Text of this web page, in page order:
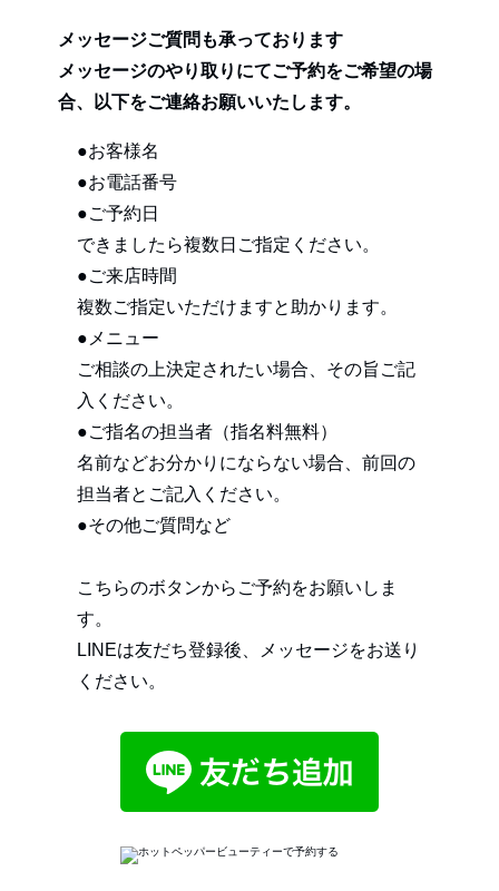
メッセージご質問も承っております
メッセージのやり取りにてご予約をご希望の場
合、以下をご連絡お願いいたします。
●お客様名
●お電話番号
●ご予約日
できましたら複数日ご指定ください。
●ご来店時間
複数ご指定いただけますと助かります。
●メニュー
ご相談の上決定されたい場合、その旨ご記
入ください。
●ご指名の担当者（指名料無料）
名前などお分かりにならない場合、前回の
担当者とご記入ください。
●その他ご質問など
こちらのボタンからご予約をお願いしま
す。
LINEは友だち登録後、メッセージをお送り
ください。